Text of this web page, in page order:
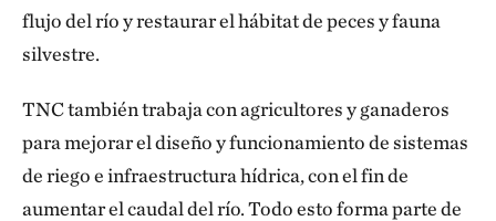
flujo del río y restaurar el hábitat de peces y fauna
silvestre.
TNC también trabaja con agricultores y ganaderos
para mejorar el diseño y funcionamiento de sistemas
de riego e infraestructura hídrica, con el fin de
aumentar el caudal del río. Todo esto forma parte de